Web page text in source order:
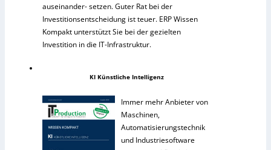
auseinander- setzen. Guter Rat bei der
Investitionsentscheidung ist teuer. ERP Wissen
Kompakt unterstützt Sie bei der gezielten
Investition in die IT-Infrastruktur.
KI Künstliche Intelligenz
Immer mehr Anbieter von
Maschinen,
Automatisierungstechnik
und Industriesoftware